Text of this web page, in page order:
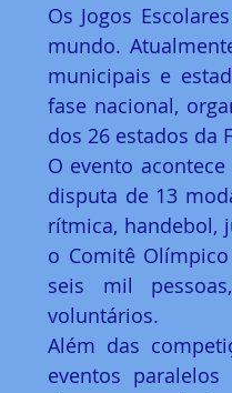
Os Jogos
mundo.
municipais e
fase nacional,
dos 26 estados da
O evento
disputa de 13
rítmica, handebol,
o Comitê
seis mil
voluntários.
Além das
eventos